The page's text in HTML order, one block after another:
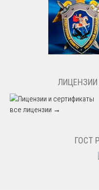
все лицензии →
ГОСТ